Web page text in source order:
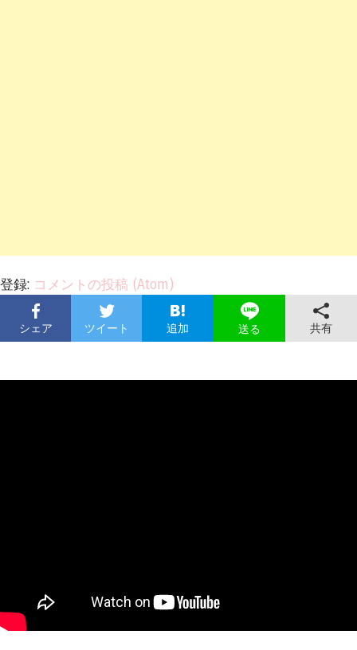
登録: コメントの投稿 (Atom)
シェア ツイート 追加 送る 共有